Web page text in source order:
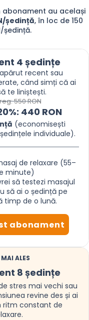
abonament au același
ședință, în loc de 150
ședință.
4 ședințe
recent sau
când simți că ai
te liniștești.
550 RON
440 RON
(economisești
individuale).
de relaxare (55–
minute)
să testezi masajul
să ai o ședință pe
timp de o lună.
abonament
MAI ALES
8 ședințe
stres mai vechi sau
revine des și ai
ritm constant de